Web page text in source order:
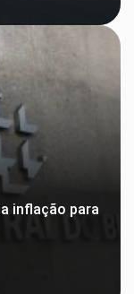
inflação para